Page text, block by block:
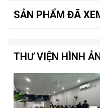
Điểm nổi bật của
-Hiệu suất mạnh mẽ:
SẢN PHẨM ĐÃ
THƯ VIỆN HÌNH